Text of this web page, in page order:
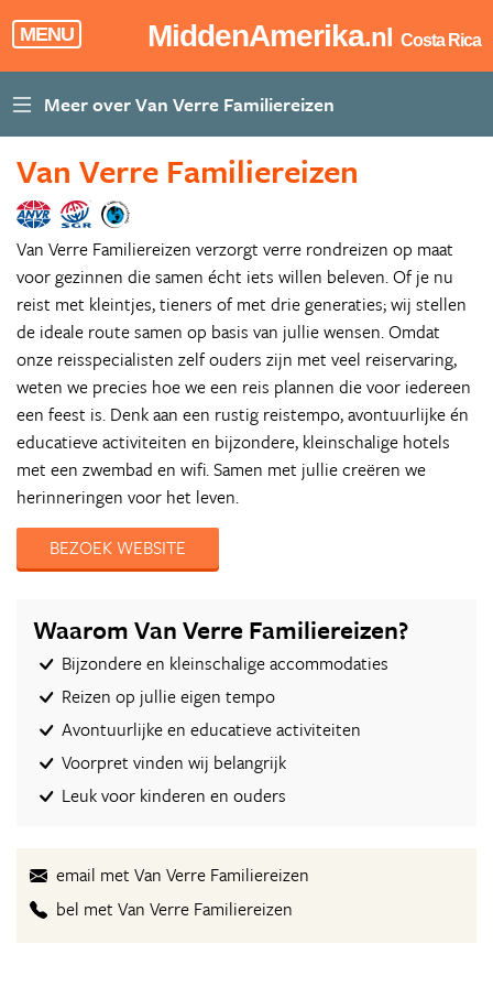
MENU MiddenAmerika.nl Costa Rica
Van Verre Familiereizen
Van Verre Familiereizen verzorgt verre rondreizen op maat
voor gezinnen die samen écht iets willen beleven. Of je nu
reist met kleintjes, tieners of met drie generaties; wij stellen
de ideale route samen op basis van jullie wensen. Omdat
onze reisspecialisten zelf ouders zijn met veel reiservaring,
weten we precies hoe we een reis plannen die voor iedereen
een feest is. Denk aan een rustig reistempo, avontuurlijke én
educatieve activiteiten en bijzondere, kleinschalige hotels
met een zwembad en wifi. Samen met jullie creëren we
herinneringen voor het leven.
BEZOEK WEBSITE
Waarom Van Verre Familiereizen?
Bijzondere en kleinschalige accommodaties
Reizen op jullie eigen tempo
Avontuurlijke en educatieve activiteiten
Voorpret vinden wij belangrijk
Leuk voor kinderen en ouders
email met Van Verre Familiereizen
bel met Van Verre Familiereizen